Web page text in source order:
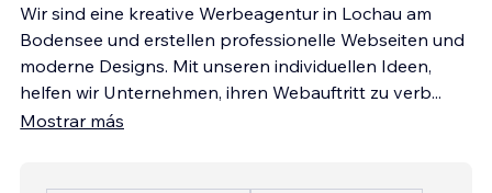
Wir sind eine kreative Werbeagentur in Lochau am
Bodensee und erstellen professionelle Webseiten und
moderne Designs. Mit unseren individuellen Ideen,
helfen wir Unternehmen, ihren Webauftritt zu verb...
Mostrar más